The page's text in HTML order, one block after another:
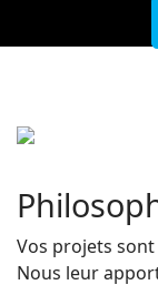
Vos projets
Nous leur